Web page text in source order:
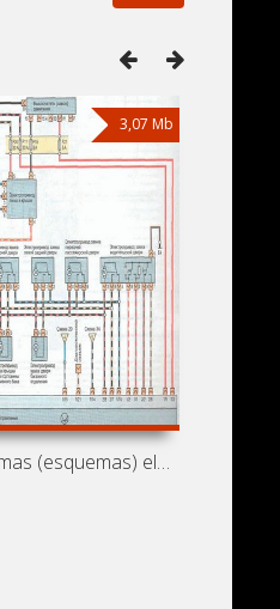
3,07 Mb
Diagramas (esquemas) eléctricos de